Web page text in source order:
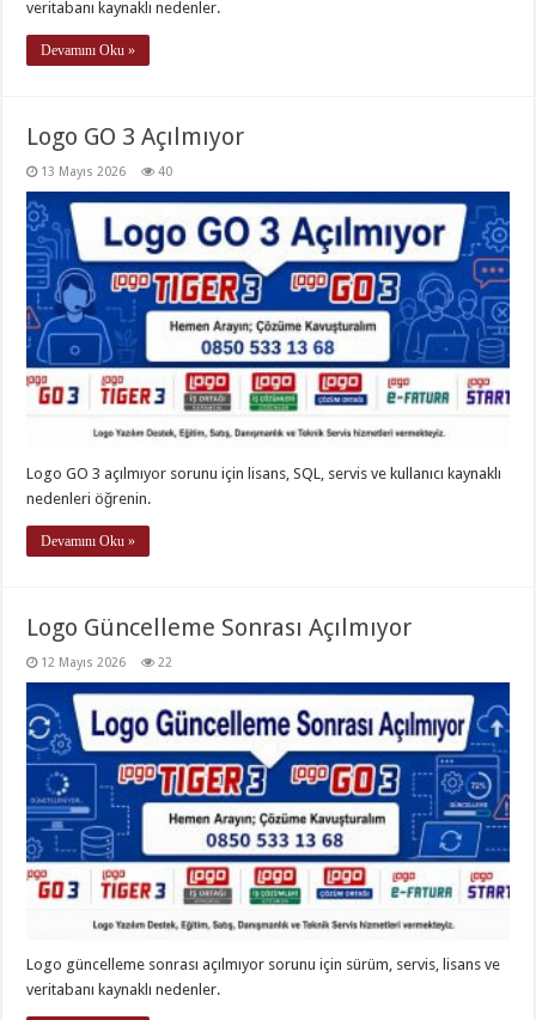
veritabanı kaynaklı nedenler.
Devamını Oku »
Logo GO 3 Açılmıyor
13 Mayıs 2026 40
Logo GO 3 açılmıyor sorunu için lisans, SQL, servis ve kullanıcı kaynaklı
nedenleri öğrenin.
Devamını Oku »
Logo Güncelleme Sonrası Açılmıyor
12 Mayıs 2026 22
Logo güncelleme sonrası açılmıyor sorunu için sürüm, servis, lisans ve
veritabanı kaynaklı nedenler.